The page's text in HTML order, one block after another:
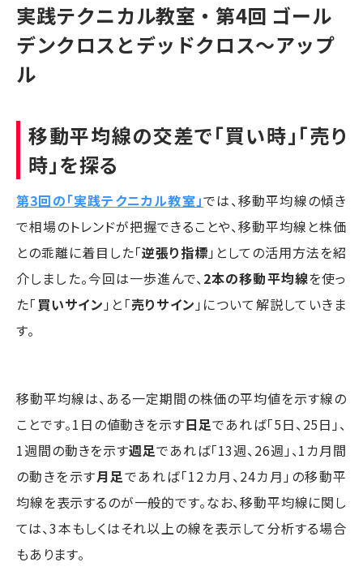
実践テクニカル教室・第4回 ゴール
デンクロスとデッドクロス～アップ
ル
移動平均線の交差で「買い時」「売り
時」を探る
第3回の「実践テクニカル教室」では、移動平均線の傾き
で相場のトレンドが把握できることや、移動平均線と株価
との乖離に着目した「逆張り指標 」としての活用方法を紹
介しました。今回は一歩進んで、2本の移動平均線を使っ
た「 買いサイン 」と「売りサイン 」について解説していきま
す。
移動平均線は、ある一定期間の株価の平均値を示す線の
ことです。1日の値動きを示す日足であれば「5日、25日」、
1週間の動きを示す週足であれば「13週、26週」、1カ月間
の動きを示す月足であれば「12カ月、24カ月」の移動平
均線を表示するのが一般的です。なお、移動平均線に関し
ては、3本もしくはそれ以上の線を表示して分析する場合
もあります。